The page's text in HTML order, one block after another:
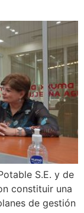
S.E. y de
constituir una
de gestión